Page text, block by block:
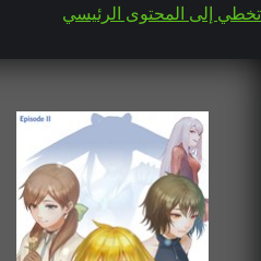
تخطي إلى المحتوى الرئيسي